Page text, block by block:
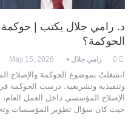
د. رامي جلال يكتب |
الحوكمة؟
رامي جلال May 15, 2026
انشغلتُ بموضوع الحوكمة والإصلاح
وتنفيذية وتشريعية. درست الحوكمة
الإصلاح المؤسسي داخل العمل
حيث كان سؤال تطوير المؤسسات